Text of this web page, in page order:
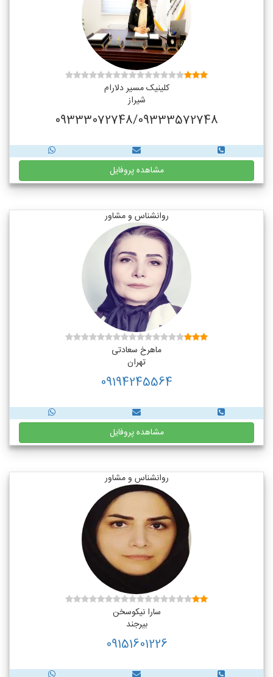
کلینیک مسیر دلارام
شیراز
09333072748/09333572748
مشاهده پروفایل
روانشناس و مشاور
ماهرخ سعادتی
تهران
09194245564
مشاهده پروفایل
روانشناس و مشاور
سارا نیکوسخن
بیرجند
09151601226